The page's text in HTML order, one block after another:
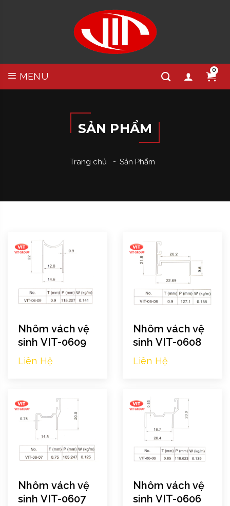
MENU
0
SẢN PHẨM
Trang chủ Sản Phẩm
Nhôm vách vệ
sinh VIT-0609
Liên Hệ
Nhôm vách vệ
sinh VIT-0608
Liên Hệ
Nhôm vách vệ
sinh VIT-0607
Nhôm vách vệ
sinh VIT-0606